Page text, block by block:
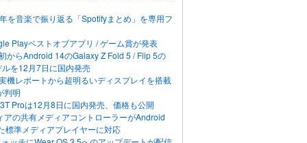
を音楽で振り返る「Spotifyまとめ」を専用フ
Playベストオブアプリ / ゲーム賞が発表
からAndroid 14のGalaxy Z Fold 5 / Flip 5の
を12月7日に国内発売
機レポートから超明るいディスプレイを搭載
判明
Proは12月8日に国内発売、価格も公開
アの共有メディアコントローラーがAndroid
標準メディアプレイヤーに対応